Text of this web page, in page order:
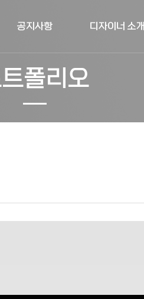
공지사항 디자이너 소개
폴리오